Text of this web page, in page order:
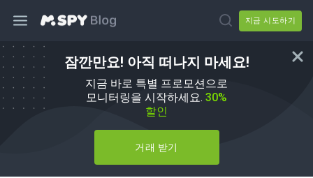
지금 시도하기
잠깐만요! 아직 떠나지 마세요!
지금 바로 특별 프로모션으로
모니터링을 시작하세요. 30%
할인
거래 받기